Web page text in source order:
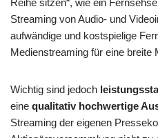
Reihe sitzen“, wie ein
Streaming von Audio- und
aufwändige und kostspielige
Medienstreaming für eine breite
Wichtig sind jedoch
eine qualitativ hochwertige
Streaming der eigenen